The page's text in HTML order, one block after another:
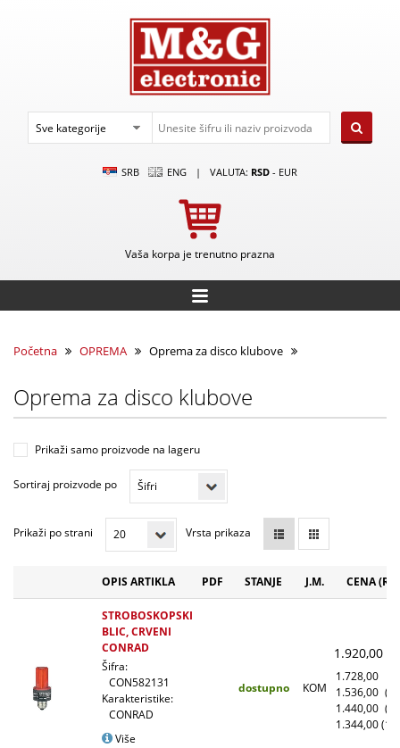
SRB ENG | VALUTA: RSD - EUR
Vaša korpa je trenutno prazna
Početna OPREMA Oprema za disco klubove
Oprema za disco klubove
Prikaži samo proizvode na lageru
Sortiraj proizvode po
Prikaži po strani Vrsta prikaza
OPIS ARTIKLA PDF STANJE J.M. CENA
STROBOSKOPSKI
BLIC, CRVENI
CONRAD
Šifra:
CON582131
Karakteristike:
CONRAD
Više
dostupno KOM
1.920,00
1.728,00
1.536,00
1.440,00
1.344,00